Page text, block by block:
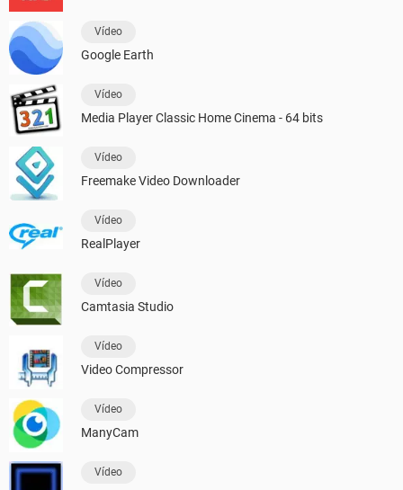
Vídeo
Google Earth
Vídeo
Media Player Classic Home Cinema - 64 bits
Vídeo
Freemake Video Downloader
Vídeo
RealPlayer
Vídeo
Camtasia Studio
Vídeo
Video Compressor
Vídeo
ManyCam
Vídeo